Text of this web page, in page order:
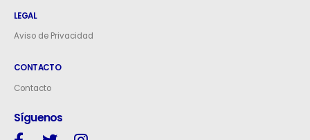
LEGAL
Aviso de Privacidad
CONTACTO
Contacto
Síguenos